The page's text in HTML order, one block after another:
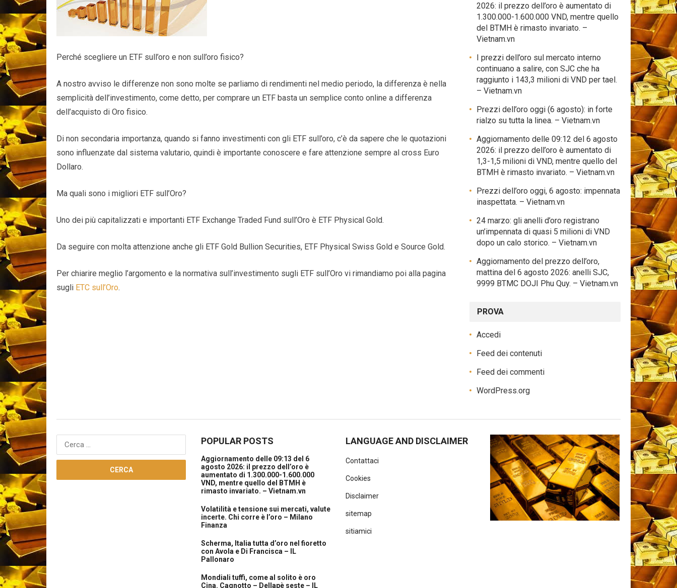
Perché scegliere un ETF sull’oro e non sull’oro fisico?
A nostro avviso le differenze non sono molte se parliamo di rendimenti nel medio periodo, la differenza è nella
semplicità dell’investimento, come detto, per comprare un ETF basta un semplice conto online a differenza
dell’acquisto di Oro fisico.
Di non secondaria importanza, quando si fanno investimenti con gli ETF sull’oro, c’è da sapere che le quotazioni
sono influenzate dal sistema valutario, quindi è importante conoscere e fare attenzione sempre al cross Euro
Dollaro.
Ma quali sono i migliori ETF sull’Oro?
Uno dei più capitalizzati e importanti ETF Exchange Traded Fund sull’Oro è ETF Physical Gold.
Da seguire con molta attenzione anche gli ETF Gold Bullion Securities, ETF Physical Swiss Gold e Source Gold.
Per chiarire meglio l’argomento e la normativa sull’investimento sugli ETF sull’Oro vi rimandiamo poi alla pagina
sugli ETC sull’Oro.
2026: il prezzo dell’oro è aumentato di
1.300.000-1.600.000 VND, mentre quello
del BTMH è rimasto invariato. –
Vietnam.vn
I prezzi dell’oro sul mercato interno
continuano a salire, con SJC che ha
raggiunto i 143,3 milioni di VND per tael.
– Vietnam.vn
Prezzi dell’oro oggi (6 agosto): in forte
rialzo su tutta la linea. – Vietnam.vn
Aggiornamento delle 09:12 del 6 agosto
2026: il prezzo dell’oro è aumentato di
1,3-1,5 milioni di VND, mentre quello del
BTMH è rimasto invariato. – Vietnam.vn
Prezzi dell’oro oggi, 6 agosto: impennata
inaspettata. – Vietnam.vn
24 marzo: gli anelli d’oro registrano
un’impennata di quasi 5 milioni di VND
dopo un calo storico. – Vietnam.vn
Aggiornamento del prezzo dell’oro,
mattina del 6 agosto 2026: anelli SJC,
9999 BTMC DOJI Phu Quy. – Vietnam.vn
PROVA
Accedi
Feed dei contenuti
Feed dei commenti
WordPress.org
Ricerca
per:
POPULAR POSTS
Aggiornamento delle 09:13 del 6
agosto 2026: il prezzo dell’oro è
aumentato di 1.300.000-1.600.000
VND, mentre quello del BTMH è
rimasto invariato. – Vietnam.vn
Volatilità e tensione sui mercati, valute
incerte. Chi corre è l’oro – Milano
Finanza
Scherma, Italia tutta d’oro nel fioretto
con Avola e Di Francisca – IL
Pallonaro
Mondiali tuffi, come al solito è oro
Cina. Cagnotto – Dellapè seste – IL
LANGUAGE AND DISCLAIMER
Contattaci
Cookies
Disclaimer
sitemap
sitiamici